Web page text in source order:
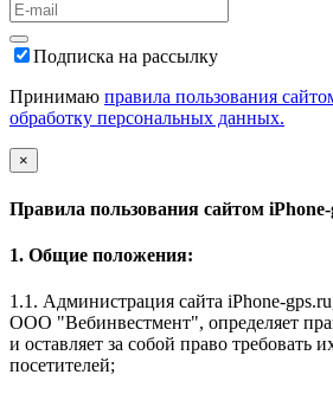
Подписка на рассылку
Принимаю правила пользования
обработку персональных данных.
×
Правила пользования сайтом
1. Общие положения:
1.1. Администрация сайта iPhone-
ООО "Вебинвестмент", определяет
и оставляет за собой право требовать
посетителей;